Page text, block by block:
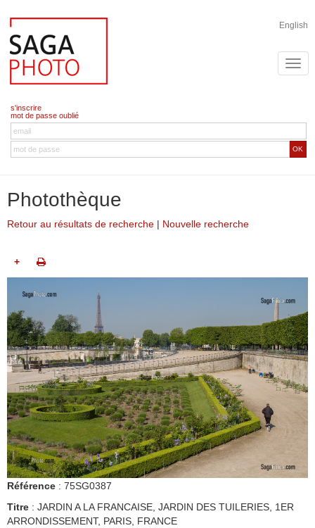
English
s'inscrire
mot de passe oublié
OK
Photothèque
Retour au résultats de recherche | Nouvelle recherche
+
Référence : 75SG0387
Titre : JARDIN A LA FRANCAISE, JARDIN DES TUILERIES, 1ER
ARRONDISSEMENT, PARIS, FRANCE